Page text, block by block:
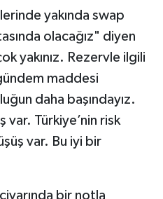
yakında swap
olacağız" diyen
yakınız. Rezervle ilgili
maddesi
daha başındayız.
var. Türkiye’nin risk
var. Bu iyi bir
bir notla